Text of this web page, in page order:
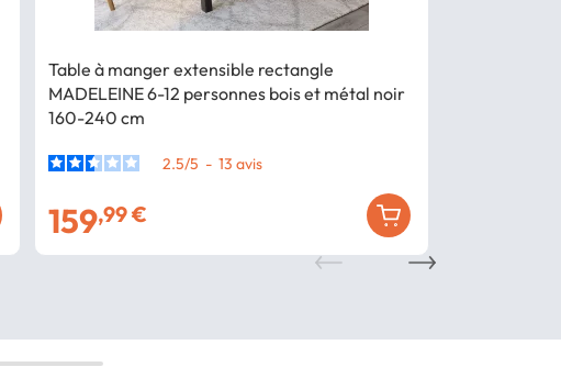
Table à manger extensible rectangle
MADELEINE 6-12 personnes bois et métal noir
160-240 cm
2.5/5 - 13 avis
159,99 €